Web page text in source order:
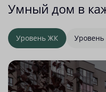
Умный дом в
Уровень ЖК Уровень